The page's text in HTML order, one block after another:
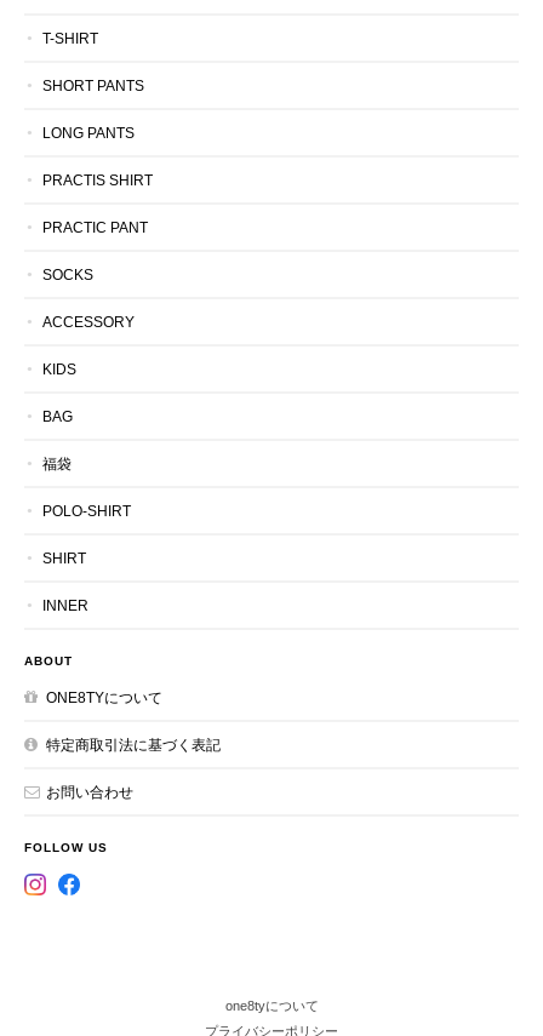
T-SHIRT
SHORT PANTS
LONG PANTS
PRACTIS SHIRT
PRACTIC PANT
SOCKS
ACCESSORY
KIDS
BAG
福袋
POLO-SHIRT
SHIRT
INNER
ABOUT
ONE8TYについて
特定商取引法に基づく表記
お問い合わせ
FOLLOW US
one8tyについて
プライバシーポリシー